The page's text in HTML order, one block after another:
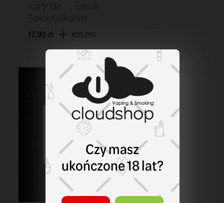
Kartridż Smok
Solus 0,9 ohm
17,99 zł KOSZYK
Czy masz
ukończone 18 lat?